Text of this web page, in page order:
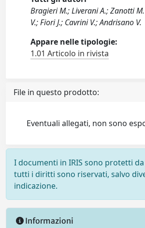
Bragieri M.; Liverani A.; Zanotti
V.; Fiori J.; Cavrini V.; Andrisano V.
Appare nelle tipologie:
1.01 Articolo in rivista
File in questo prodotto:
Eventuali allegati, non sono
I documenti in IRIS sono protetti
tutti i diritti sono riservati, salvo
indicazione.
Informazioni